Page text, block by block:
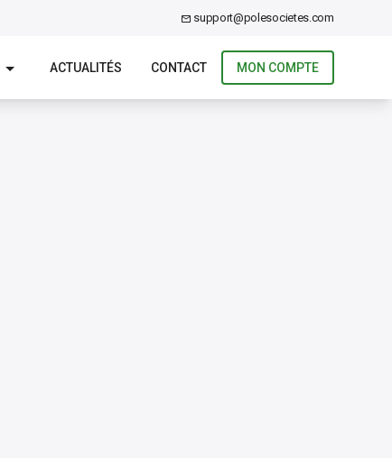
support@polesocietes.com
ACTUALITÉS CONTACT MON COMPTE